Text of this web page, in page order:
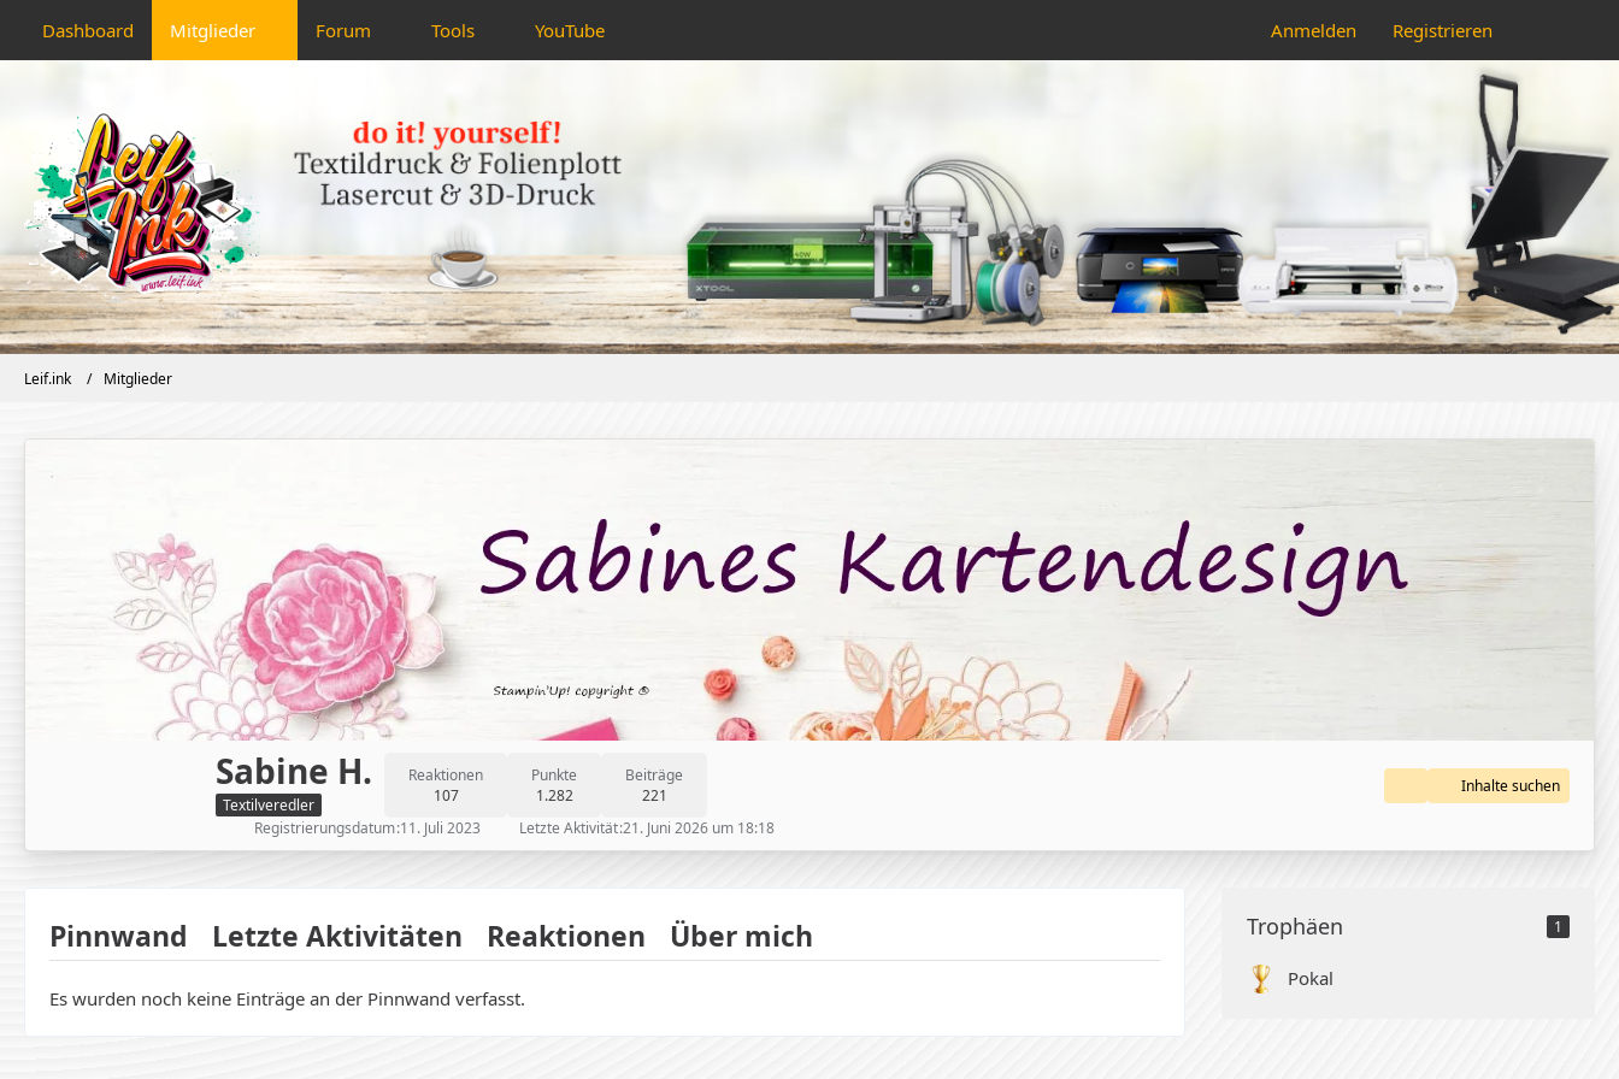
Dashboard Mitglieder Forum Tools YouTube Anmelden Registrieren
Leif.ink Mitglieder
Sabine H.
Textilveredler
Reaktionen
107
Punkte
1.282
Beiträge
221
Inhalte suchen
Registrierungsdatum 11. Juli 2023 Letzte Aktivität 21. Juni 2026 um 18:18
Pinnwand Letzte Aktivitäten Reaktionen Über mich
Es wurden noch keine Einträge an der Pinnwand verfasst.
Trophäen 1
Pokal